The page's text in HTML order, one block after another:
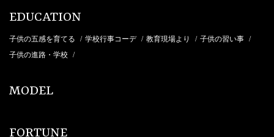
EDUCATION
子供の五感を育てる / 学校行事コーデ / 教育現場より / 子供の習い事 /
子供の進路・学校 /
MODEL
FORTUNE